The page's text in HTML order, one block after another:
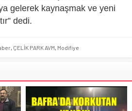
gelerek kaynaşmak ve yeni
dedi.
, ÇELİK PARK AVM, Modifiye